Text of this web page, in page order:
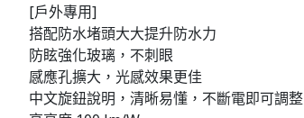
[戶外專用]
搭配防水堵頭大大提升防水力
防眩強化玻璃，不刺眼
感應孔擴大，光感效果更佳
中文旋鈕說明，清晰易懂，不斷電即可調整